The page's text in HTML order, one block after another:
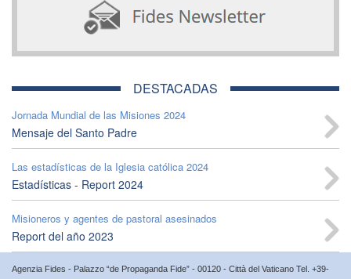
DESTACADAS
Jornada Mundial de las Misiones 2024
Mensaje del Santo Padre
Las estadísticas de la Iglesia católica 2024
Estadísticas - Report 2024
Misioneros y agentes de pastoral asesinados
Report del año 2023
Agenzia Fides - Palazzo “de Propaganda Fide” - 00120 - Città del Vaticano Tel. +39-